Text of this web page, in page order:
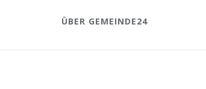
ÜBER GEMEINDE24